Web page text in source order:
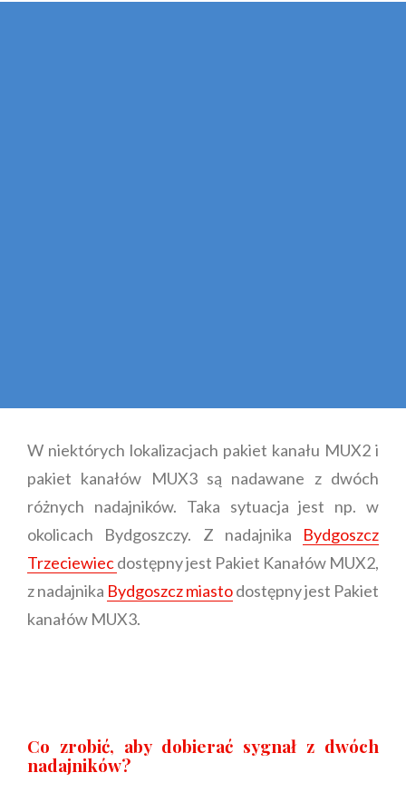
W niektórych lokalizacjach pakiet kanału MUX2 i
pakiet kanałów MUX3 są nadawane z dwóch
różnych nadajników. Taka sytuacja jest np. w
okolicach Bydgoszczy. Z nadajnika Bydgoszcz
Trzeciewiecdostępny jest Pakiet Kanałów MUX2,
z nadajnika Bydgoszcz miastodostępny jest Pakiet
kanałów MUX3.
Co zrobić, aby dobierać sygnał z dwóch
nadajników?